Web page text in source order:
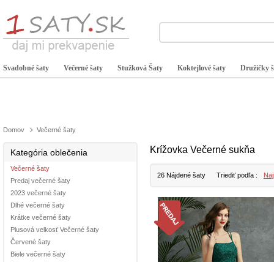
Svadobné šaty Večerné šaty Stužková Šaty Koktejlové šaty Družičky
Domov Večerné šaty
Kategória oblečenia
Večerné šaty
Predaj večerné šaty
2023 večerné šaty
Dlhé večerné šaty
Krátke večerné šaty
Plusová velkosť Večerné šaty
Červené šaty
Biele večerné šaty
Krížovka Večerné sukňa
26 Nájdené šaty Triediť podľa :